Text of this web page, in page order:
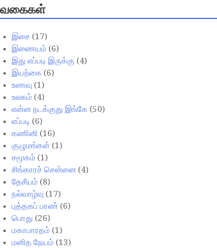
வகைகள்
இசை (17)
இணையம் (6)
இது எப்படி இருக்கு (4)
இயற்கை (6)
உணவு (1)
உலகம் (4)
என்ன நடக்குது இங்கே (50)
எப்படி (6)
கணினி (16)
குழுமங்கள் (1)
சமூகம் (1)
சிங்காரச் சென்னை (4)
தேசீயம் (8)
நல்வாழ்வு (17)
புத்தகப் பரண் (6)
பொது (26)
மகாபாரதம் (1)
மனித நேயம் (13)